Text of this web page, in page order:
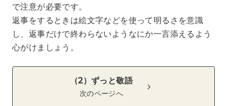
で注意が必要です。
返事をするときは絵文字などを使って明るさを意識
し、返事だけで終わらないようなにか一言添えるよう
心がけましょう。
（2）ずっと敬語
次のページへ